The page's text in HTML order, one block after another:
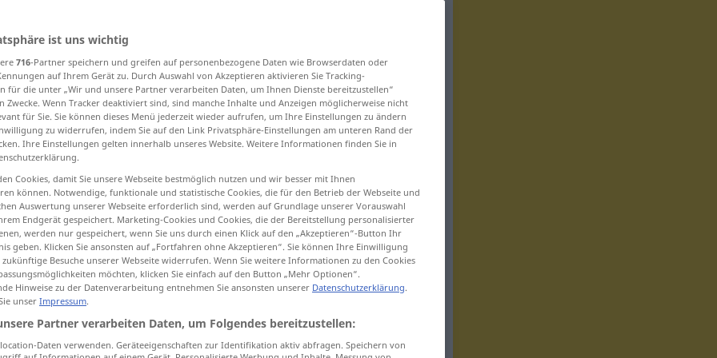
Volkshochschule, Vergrößerung...
Vorstrecken
Streckung, Ansatz
Umfang Ausdehnung
extension
ist uns wichtig
716-Partner speichern und greifen auf personenbezogene Daten wie Browserdaten oder
auf Ihrem Gerät zu. Durch Auswahl von Akzeptieren aktivieren Sie Tracking-
für die unter „Wir und unsere Partner verarbeiten Daten, um Ihnen Dienste bereitzustellen“
Zwecke. Wenn Tracker deaktiviert sind, sind manche Inhalte und Anzeigen möglicherweise nicht
für Sie. Sie können dieses Menü jederzeit wieder aufrufen, um Ihre Einstellungen zu ändern
zu widerrufen, indem Sie auf den Link Privatsphäre-Einstellungen am unteren Rand der
Ihre Einstellungen gelten innerhalb unseres Website. Weitere Informationen finden Sie in
Cookies, damit Sie unsere Webseite bestmöglich nutzen und wir besser mit Ihnen
können. Notwendige, funktionale und statistische Cookies, die für den Betrieb der Webseite und
Auswertung unserer Webseite erforderlich sind, werden auf Grundlage unserer Vorauswahl
Endgerät gespeichert. Marketing-Cookies und Cookies, die der Bereitstellung personalisierter
werden nur gespeichert, wenn Sie uns durch einen Klick auf den „Akzeptieren“-Button Ihr
geben. Klicken Sie ansonsten auf „Fortfahren ohne Akzeptieren“. Sie können Ihre Einwilligung
Besuche unserer Webseite widerrufen. Wenn Sie weitere Informationen zu den Cookies
möchten, klicken Sie einfach auf den Button „Mehr Optionen“.
Hinweise zu der Datenverarbeitung entnehmen Sie ansonsten unserer Datenschutzerklärung.
unser Impressum.
Partner verarbeiten Daten, um Folgendes bereitzustellen:
Daten verwenden. Geräteeigenschaften zur Identifikation aktiv abfragen. Speichern von